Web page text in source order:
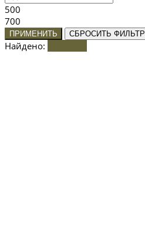
500
700
ПРИМЕНИТЬ СБРОСИТЬ ФИЛЬТР
Найдено: